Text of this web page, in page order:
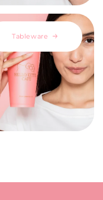
Tableware